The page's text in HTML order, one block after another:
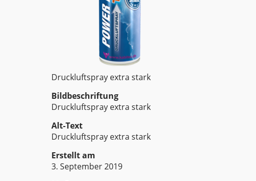
Druckluftspray extra stark
Bildbeschriftung
Druckluftspray extra stark
Alt-Text
Druckluftspray extra stark
Erstellt am
3. September 2019